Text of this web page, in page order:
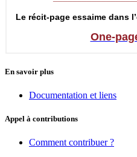
Le récit-page essaime dans
One-
En savoir plus
Documentation et liens
Appel à contributions
Comment contribuer ?